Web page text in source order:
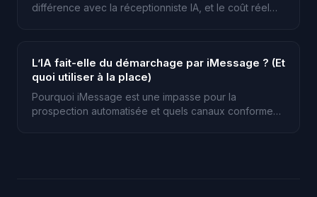
différence avec la réceptionniste IA, et le coût réel
L’IA fait-elle du démarchage par iMessage ? (Et
quoi utiliser à la place)
Pourquoi iMessage est une impasse pour la
prospection automatisée et quels canaux conformes -